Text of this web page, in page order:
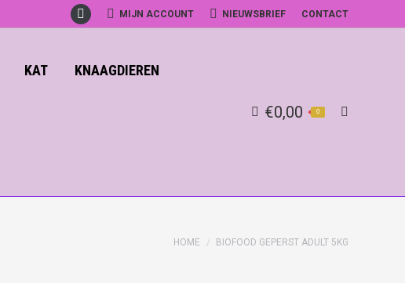
Facebook
MIJN ACCOUNT NIEUWSBRIEF CONTACT
KAT KNAAGDIEREN
€0,00 0 Search:
HOME BIOFOOD GEPERST ADULT 5KG